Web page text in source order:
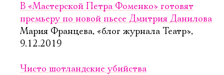
В «Мастерской Петра Фоменко» готовят
премьеру по новой пьесе Дмитрия Данилова
Мария Францева, «блог журнала Театр»,
9.12.2019
Чисто шотландские убийства